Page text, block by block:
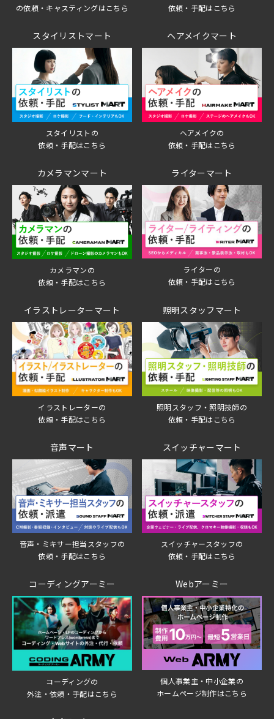
の依頼・キャスティングはこちら
依頼・手配はこちら
スタイリストマート
スタイリストの
依頼・手配はこちら
ヘアメイクマート
ヘアメイクの
依頼・手配はこちら
カメラマンマート
カメラマンの
依頼・手配はこちら
ライターマート
ライターの
依頼・手配はこちら
イラストレーターマート
イラストレーターの
依頼・手配はこちら
照明スタッフマート
照明スタッフ・照明技師の
依頼・手配はこちら
音声マート
音声・ミキサー担当スタッフの
依頼・手配はこちら
スイッチャーマート
スイッチャースタッフの
依頼・手配はこちら
コーディングアーミー
コーディングの
外注・依頼・手配はこちら
Webアーミー
個人事業主・中小企業の
ホームページ制作はこちら